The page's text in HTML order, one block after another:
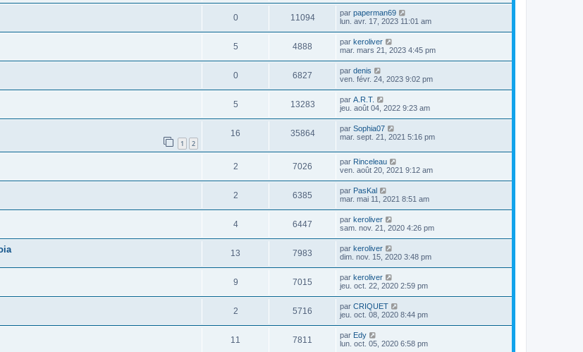
0 11094 par paperman69
lun. avr. 17, 2023 11:01 am
5 4888 par keroliver
mar. mars 21, 2023 4:45 pm
0 6827 par denis
ven. févr. 24, 2023 9:02 pm
5 13283 par A.R.T.
jeu. août 04, 2022 9:23 am
1 2
16 35864 par Sophia07
mar. sept. 21, 2021 5:16 pm
2 7026 par Rinceleau
ven. août 20, 2021 9:12 am
2 6385 par PasKal
mar. mai 11, 2021 8:51 am
4 6447 par keroliver
sam. nov. 21, 2020 4:26 pm
13 7983 par keroliver
dim. nov. 15, 2020 3:48 pm
9 7015 par keroliver
jeu. oct. 22, 2020 2:59 pm
2 5716 par CRIQUET
jeu. oct. 08, 2020 8:44 pm
11 7811 par Edy
lun. oct. 05, 2020 6:58 pm